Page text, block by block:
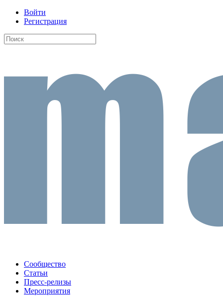
Войти
Регистрация
Сообщество
Статьи
Пресс-релизы
Мероприятия